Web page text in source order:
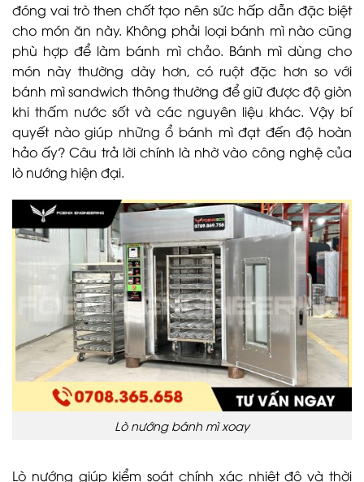
đóng vai trò then chốt tạo nên sức hấp dẫn đặc biệt
cho món ăn này. Không phải loại bánh mì nào cũng
phù hợp để làm bánh mì chảo. Bánh mì dùng cho
món này thường dày hơn, có ruột đặc hơn so với
bánh mì sandwich thông thường để giữ được độ giòn
khi thấm nước sốt và các nguyên liệu khác. Vậy bí
quyết nào giúp những ổ bánh mì đạt đến độ hoàn
hảo ấy? Câu trả lời chính là nhờ vào công nghệ của
lò nướng hiện đại.
Lò nướng bánh mì xoay
Lò nướng giúp kiểm soát chính xác nhiệt độ và thời